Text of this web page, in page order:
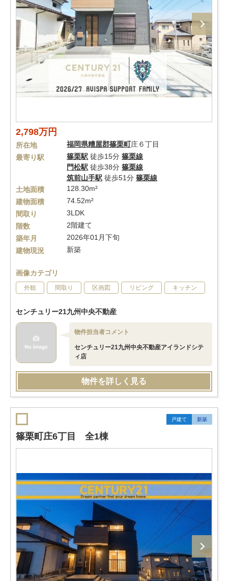
2,798万円
所在地 福岡県糟屋郡篠栗町庄６丁目
最寄り駅
篠栗駅 徒歩15分 篠栗線
門松駅 徒歩38分 篠栗線
筑前山手駅 徒歩51分 篠栗線
土地面積
128.30m²
建物面積
74.52m²
間取り
3LDK
階数
2階建て
築年月
2026年01月下旬
建物現況
新築
画像カテゴリ
外観 間取り 区画図 リビング キッチン
センチュリー21九州中央不動産
物件担当者コメント
センチュリー21九州中央不動産アイランドシテ
ィ店
物件を詳しく見る
戸建て 新築
篠栗町庄6丁目 全1棟